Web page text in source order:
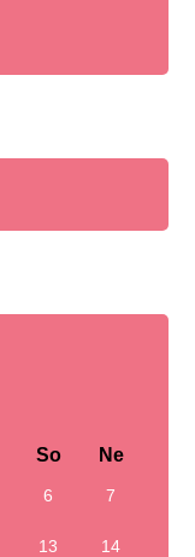
So Ne
6 7
13 14